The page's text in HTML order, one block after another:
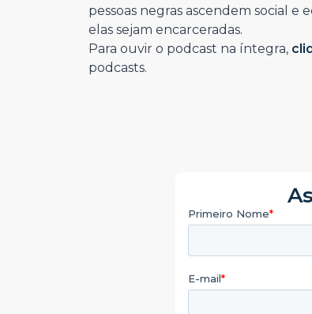
pessoas negras ascendem social
elas sejam encarceradas.
Para ouvir o podcast na íntegra,
podcasts.